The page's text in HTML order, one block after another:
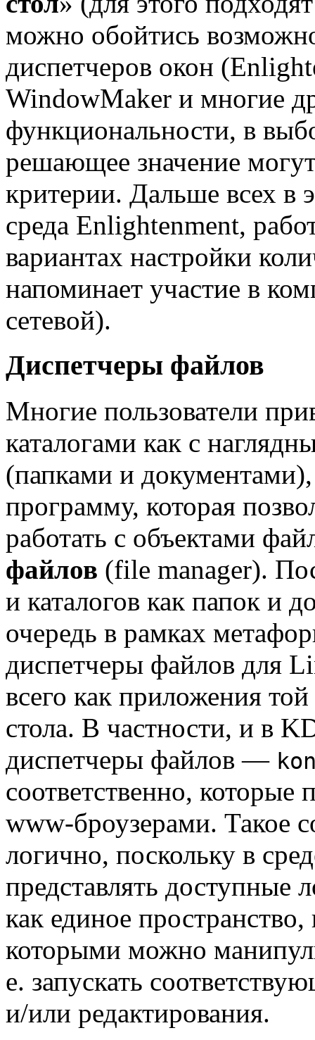
можно обойтись
диспетчеров окон
WindowMaker и многие
функциональности, в
решающее значение
критерии. Дальше всех в
среда Enlightenment,
вариантах настройки
напоминает участие в
сетевой).
Диспетчеры файлов
Многие пользователи
каталогами как с
(папками и
программу, которая
работать с объектами
файлов (file manager).
и каталогов как папок и
очередь в рамках
диспетчеры файлов для
всего как приложения
стола. В частности, и в
диспетчеры файлов —
соответственно, которые
www-броузерами. Такое
логично, поскольку в
представлять доступные
как единое
которыми можно
е. запускать
и/или редактирования.